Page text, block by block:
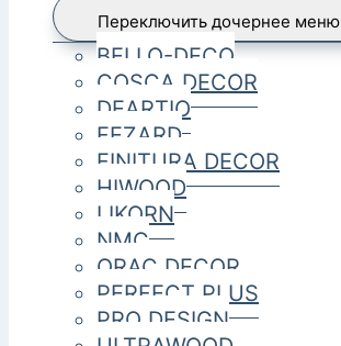
Переключить дочернее меню
BELLO-DECO
COSCA DECOR
DEARTIO
FEZARD
FINITURA DECOR
HIWOOD
LIKORN
NMC
ORAC DECOR
PERFECT PLUS
PRO DESIGN